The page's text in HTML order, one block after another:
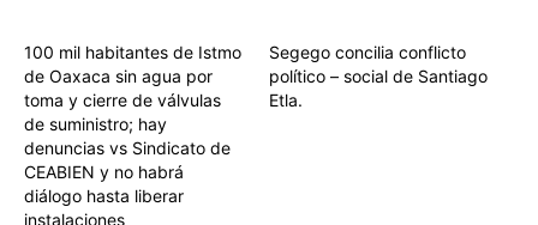
100 mil habitantes de Istmo
de Oaxaca sin agua por
toma y cierre de válvulas
de suministro; hay
denuncias vs Sindicato de
CEABIEN y no habrá
diálogo hasta liberar
instalaciones
Segego concilia conflicto
político – social de Santiago
Etla.